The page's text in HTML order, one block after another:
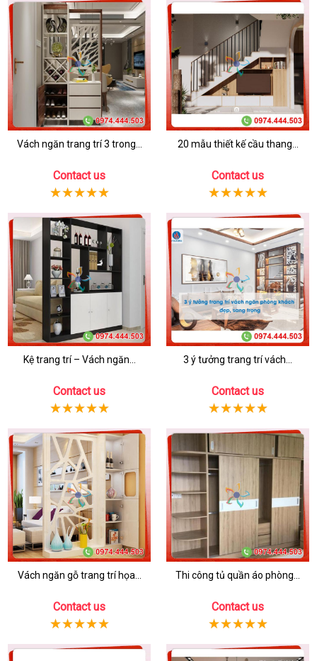
Vách ngăn trang trí 3 trong...
Contact us
20 mẫu thiết kế cầu thang...
Contact us
Kệ trang trí – Vách ngăn...
Contact us
3 ý tưởng trang trí vách...
Contact us
Vách ngăn gỗ trang trí họa...
Contact us
Thi công tủ quần áo phòng...
Contact us